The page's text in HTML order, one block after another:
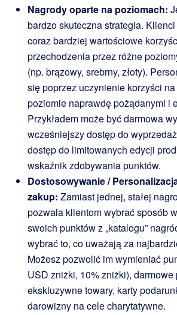
Nagrody oparte na poziomach:
bardzo skuteczna strategia.
coraz bardziej wartościowe
przechodzenia przez różne
(np. brązowy, srebrny, złoty).
się poprzez uczynienie korzyści
poziomie naprawdę pożądanymi i
Przykładem może być darmowa
wcześniejszy dostęp do
dostęp do limitowanych edycji
wskaźnik zdobywania punktów.
Dostosowywanie /
zakup: Zamiast jednej, stałej
pozwala klientom wybrać sposób
swoich punktów z „katalogu”
wybrać to, co uważają za
Możesz pozwolić im wymieniać
USD zniżki, 10% zniżki), darmowe
ekskluzywne towary, karty
darowizny na cele charytatywne.